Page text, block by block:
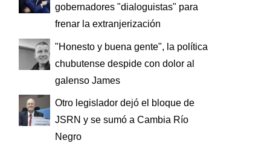
gobernadores "dialoguistas" para
frenar la extranjerización
"Honesto y buena gente", la política
chubutense despide con dolor al
galenso James
Otro legislador dejó el bloque de
JSRN y se sumó a Cambia Río
Negro